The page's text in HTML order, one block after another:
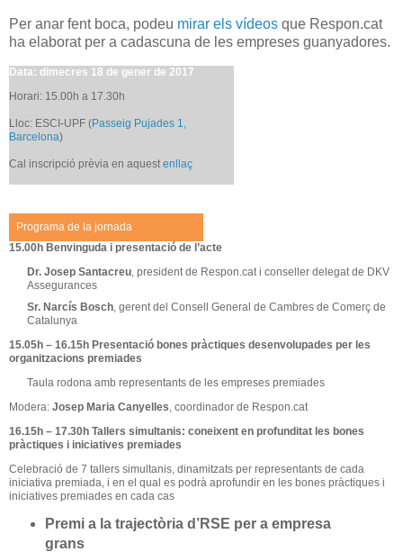
Per anar fent boca, podeu mirar els vídeos que Respon.cat
ha elaborat per a cadascuna de les empreses guanyadores.
Data: dimecres 18 de gener de 2017
Horari: 15.00h a 17.30h
Lloc: ESCI-UPF (Passeig Pujades 1,
Barcelona)
Cal inscripció prèvia en aquest enllaç
Programa de la jornada
15.00h Benvinguda i presentació de l’acte
Dr. Josep Santacreu , president de Respon.cat i conseller delegat de DKV
Assegurances
Sr. Narcís Bosch , gerent del Consell General de Cambres de Comerç de
Catalunya
15.05h – 16.15h Presentació bones pràctiques desenvolupades per les
organitzacions premiades
Taula rodona amb representants de les empreses premiades
Modera: Josep Maria Canyelles , coordinador de Respon.cat
16.15h – 17.30h Tallers simultanis: coneixent en profunditat les bones
pràctiques i iniciatives premiades
Celebració de 7 tallers simultanis, dinamitzats per representants de cada
iniciativa premiada, i en el qual es podrà aprofundir en les bones pràctiques i
iniciatives premiades en cada cas
Premi a la trajectòria d’RSE per a empresa
grans